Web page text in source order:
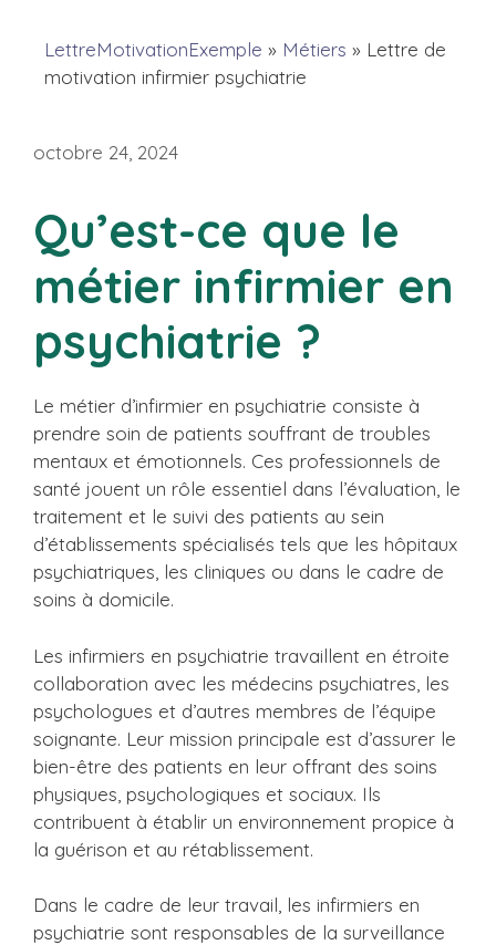
LettreMotivationExemple » Métiers » Lettre de
motivation infirmier psychiatrie
octobre 24, 2024
Qu’est-ce que le
métier infirmier en
psychiatrie ?
Le métier d’infirmier en psychiatrie consiste à
prendre soin de patients souffrant de troubles
mentaux et émotionnels. Ces professionnels de
santé jouent un rôle essentiel dans l’évaluation, le
traitement et le suivi des patients au sein
d’établissements spécialisés tels que les hôpitaux
psychiatriques, les cliniques ou dans le cadre de
soins à domicile.
Les infirmiers en psychiatrie travaillent en étroite
collaboration avec les médecins psychiatres, les
psychologues et d’autres membres de l’équipe
soignante. Leur mission principale est d’assurer le
bien-être des patients en leur offrant des soins
physiques, psychologiques et sociaux. Ils
contribuent à établir un environnement propice à
la guérison et au rétablissement.
Dans le cadre de leur travail, les infirmiers en
psychiatrie sont responsables de la surveillance